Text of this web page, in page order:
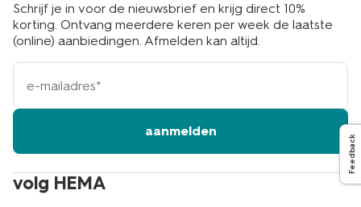
volg HEMA
Schrijf je in voor de nieuwsbrief en krijg direct 10%
korting. Ontvang meerdere keren per week de laatste
(online) aanbiedingen. Afmelden kan altijd.
e-
mailadres
aanmelden
Feedback